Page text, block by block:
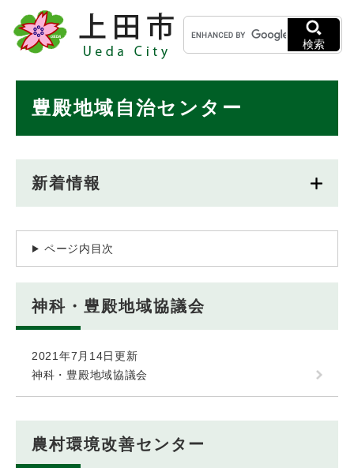
メニューを飛ばして本文へ
キ
ー
ワ
検
検索
豊殿地域自治センター
新着情報
ページ内目次
神科・豊殿地域協議会
2021年7月14日更新
神科・豊殿地域協議会
農村環境改善センター